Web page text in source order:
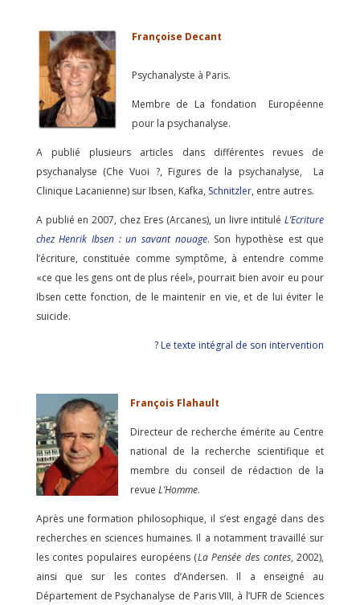
Françoise Decant
Psychanalyste à Paris.
Membre de La fondation Européenne
pour la psychanalyse.
A publié plusieurs articles dans différentes revues de
psychanalyse (Che Vuoi ?, Figures de la psychanalyse, La
Clinique Lacanienne) sur Ibsen, Kafka, Schnitzler, entre autres.
A publié en 2007, chez Eres (Arcanes), un livre intituléL’Ecriture
chez Henrik Ibsen : un savant nouage. Son hypothèse est que
l’écriture, constituée comme symptôme, à entendre comme
«ce que les gens ont de plus réel», pourrait bien avoir eu pour
Ibsen cette fonction, de le maintenir en vie, et de lui éviter le
suicide.
? Le texte intégral de son intervention
François Flahault
Directeur de recherche émérite au Centre
national de la recherche scientifique et
membre du conseil de rédaction de la
revue L’Homme.
Après une formation philosophique, il s’est engagé dans des
recherches en sciences humaines. Il a notamment travaillé sur
les contes populaires européens (La Pensée des contes, 2002),
ainsi que sur les contes d’Andersen. Il a enseigné au
Département de Psychanalyse de Paris VIII, à l’UFR de Sciences